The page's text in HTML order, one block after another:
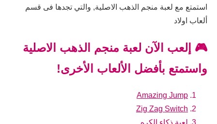
استمتع مع لعبة منجم الذهب الاصلية, والتي تجدها فى قسم
ألعاب اولاد
🎮 إلعب الآن لعبة منجم الذهب الاصلية
واستمتع بأفضل الألعاب الأخرى!
Amazing Jump
Zig Zag Switch
لعبة ذكاء الكره